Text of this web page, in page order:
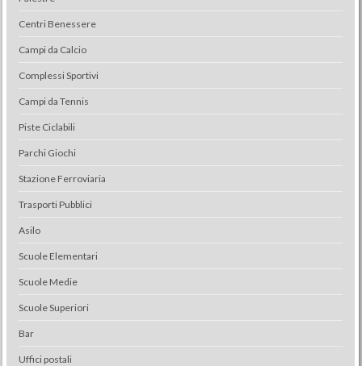
Centri Benessere
Campi da Calcio
Complessi Sportivi
Campi da Tennis
Piste Ciclabili
Parchi Giochi
Stazione Ferroviaria
Trasporti Pubblici
Asilo
Scuole Elementari
Scuole Medie
Scuole Superiori
Bar
Uffici postali